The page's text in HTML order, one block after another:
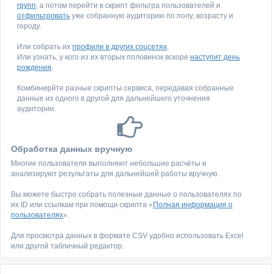
групп, а потом перейти в скрипт фильтра пользователей и
отфильтровать уже собранную аудиторию по полу, возрасту и
городу.
Или собрать их профили в других соцсетях.
Или узнать, у кого из их вторых половинок вскоре наступит день
рождения.
Комбинирйте разные скрипты сервиса, передавая собранные
данные из одного в другой для дальнейшего уточнения
аудитории.
Обработка данных вручную
Многие пользователи выполняют небольшие расчёты и
анализируют результаты для дальнейшей работы вручную.
Вы можете быстро собрать полезные данные о пользователях по
их ID или ссылкам при помощи скрипта « Полная информация о
пользователях».
Для просмотра данных в формате CSV удобно использовать Excel
или другой табличный редактор.